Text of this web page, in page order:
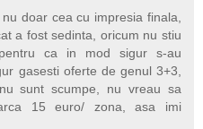
doar cea cu impresia finala,
a fost sedinta, oricum nu stiu
ca in mod sigur s-au
gasesti oferte de genul 3+3,
sunt scumpe, nu vreau sa
15 euro/ zona, asa imi